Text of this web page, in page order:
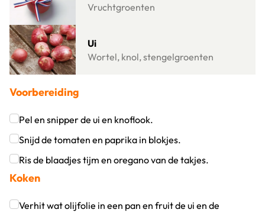
Vruchtgroenten
Ui
Wortel, knol, stengelgroenten
Lees meer over Ui
Voorbereiding
Pel en snipper de ui en knoflook.
Klik om dit selectievakje aan te vinken
Snijd de tomaten en paprika in blokjes.
Klik om dit selectievakje aan te vinken
Ris de blaadjes tijm en oregano van de takjes.
Klik om dit selectievakje aan te vinken
Koken
Verhit wat olijfolie in een pan en fruit de ui en de